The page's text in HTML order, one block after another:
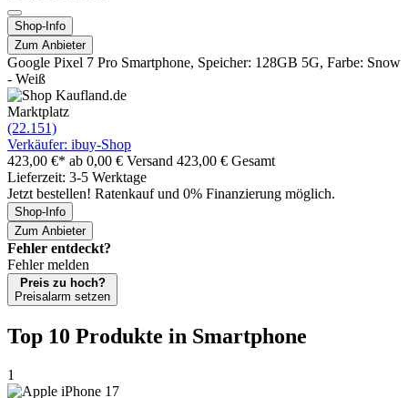
Shop-Info
Zum Anbieter
Google Pixel 7 Pro Smartphone, Speicher: 128GB 5G, Farbe: Snow
- Weiß
Marktplatz
(22.151)
Verkäufer: ibuy-Shop
423,00 €* ab 0,00 € Versand 423,00 € Gesamt
Lieferzeit: 3-5 Werktage
Jetzt bestellen! Ratenkauf und 0% Finanzierung möglich.
Shop-Info
Zum Anbieter
Fehler entdeckt?
Fehler melden
Preis zu hoch?
Preisalarm setzen
Top 10 Produkte in Smartphone
1